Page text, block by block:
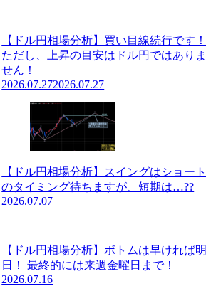
【ドル円相場分析】買い目線続行です！
ただし、上昇の目安はドル円ではありま
せん！
2026.07.272026.07.27
【ドル円相場分析】スイングはショート
のタイミング待ちますが、短期は…??
2026.07.07
【ドル円相場分析】ボトムは早ければ明
日！ 最終的には来週金曜日まで！
2026.07.16